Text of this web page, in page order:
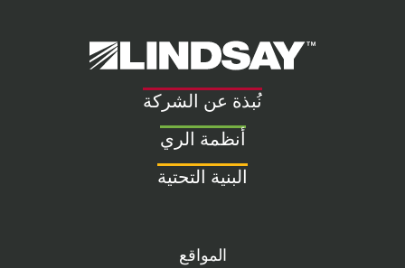
Lindsay.
Link
homepage
نُبذة عن الشركة
أنظمة الري
البنية التحتية
المواقع